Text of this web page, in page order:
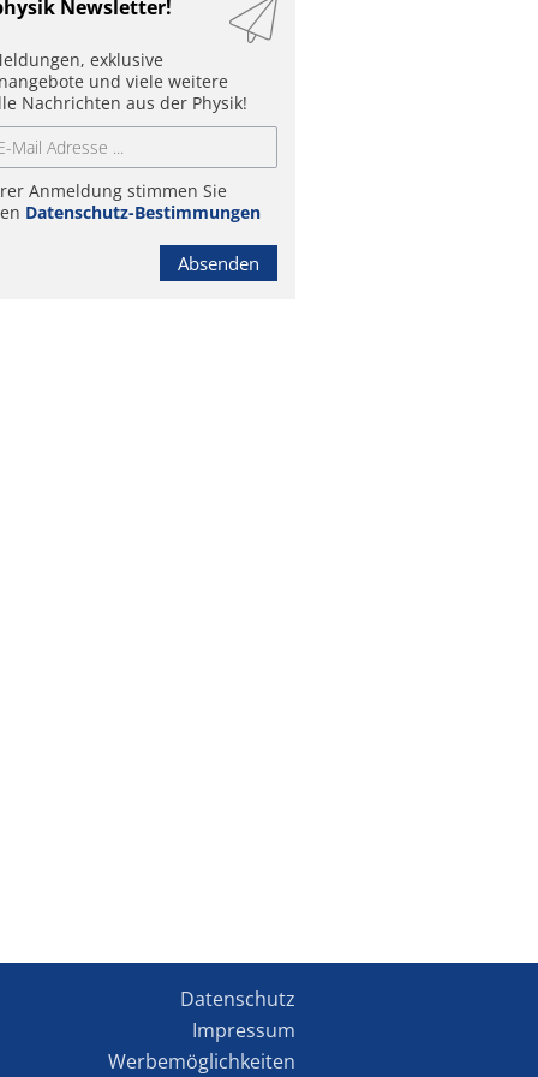
Newsletter!
exklusive
und viele weitere
Nachrichten aus der Physik!
Anmeldung stimmen Sie
Datenschutz-Bestimmungen
Absenden
Datenschutz
Impressum
Werbemöglichkeiten